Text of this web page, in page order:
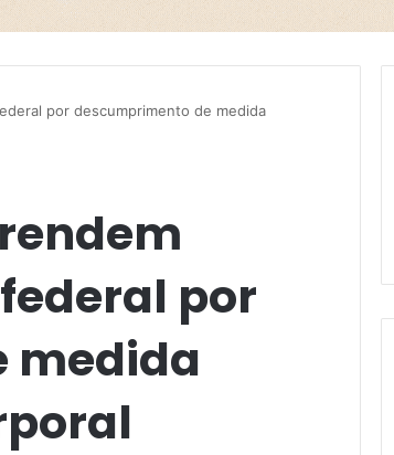
por descumprimento de medida
por
medida